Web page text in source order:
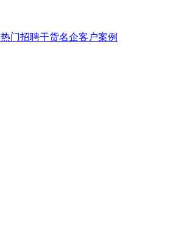
热门招聘干货名企客户案例